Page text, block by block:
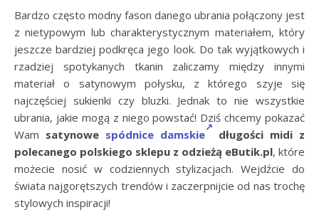
Bardzo często modny fason danego ubrania połączony jest
z nietypowym lub charakterystycznym materiałem, który
jeszcze bardziej podkręca jego look. Do tak wyjątkowych i
rzadziej spotykanych tkanin zaliczamy między innymi
materiał o satynowym połysku, z którego szyje się
najczęściej sukienki czy bluzki. Jednak to nie wszystkie
ubrania, jakie mogą z niego powstać! Dziś chcemy pokazać
Wam satynowe spódnice damskie
długości midi z
polecanego polskiego sklepu z odzieżą eButik.pl, które
możecie nosić w codziennych stylizacjach. Wejdźcie do
świata najgorętszych trendów i zaczerpnijcie od nas trochę
stylowych inspiracji!